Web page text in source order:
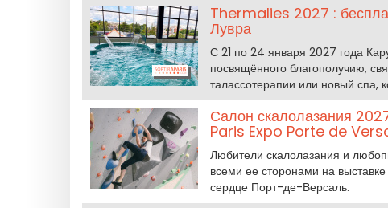
Thermalies 2027 :
Лувра
С 21 по 24 января 2027 года
посвящённого благополучию,
талассотерапии или новый спа,
Салон скалолазания
Paris Expo Porte de
Любители скалолазания и
всеми ее сторонами на
сердце Порт-де-Версаль.